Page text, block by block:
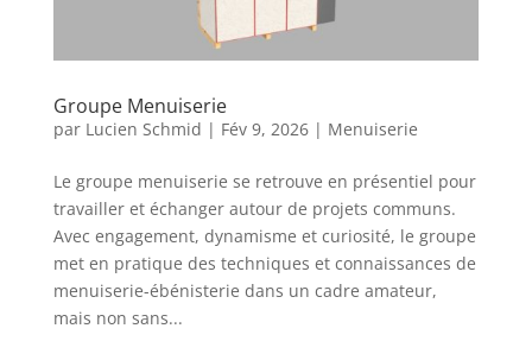
Groupe Menuiserie
par Lucien Schmid | Fév 9, 2026| Menuiserie
Le groupe menuiserie se retrouve en présentiel pour
travailler et échanger autour de projets communs.
Avec engagement, dynamisme et curiosité, le groupe
met en pratique des techniques et connaissances de
menuiserie-ébénisterie dans un cadre amateur,
mais non sans...